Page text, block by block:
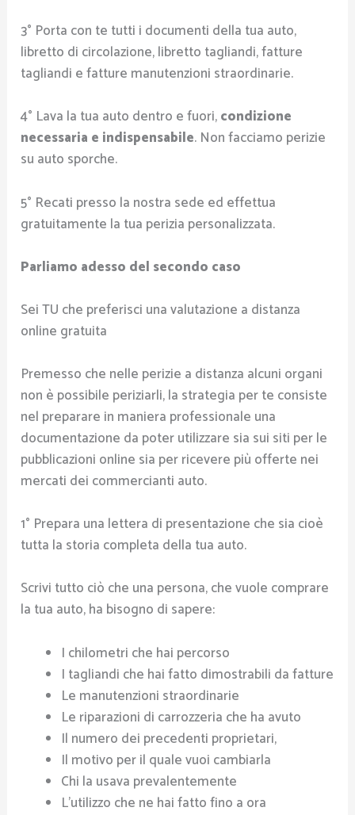
3° Porta con te tutti i documenti della tua auto,
libretto di circolazione, libretto tagliandi, fatture
tagliandi e fatture manutenzioni straordinarie.
4° Lava la tua auto dentro e fuori,condizione
necessaria e indispensabile. Non facciamo perizie
su auto sporche.
5° Recati presso la nostra sede ed effettua
gratuitamente la tua perizia personalizzata.
Parliamo adesso del secondo caso
Sei TU che preferisci una valutazione a distanza
online gratuita
Premesso che nelle perizie a distanza alcuni organi
non è possibile periziarli, la strategia per te consiste
nel preparare in maniera professionale una
documentazione da poter utilizzare sia sui siti per le
pubblicazioni online sia per ricevere più offerte nei
mercati dei commercianti auto.
1° Prepara una lettera di presentazione che sia cioè
tutta la storia completa della tua auto.
Scrivi tutto ciò che una persona, che vuole comprare
la tua auto, ha bisogno di sapere:
I chilometri che hai percorso
I tagliandi che hai fatto dimostrabili da fatture
Le manutenzioni straordinarie
Le riparazioni di carrozzeria che ha avuto
Il numero dei precedenti proprietari,
Il motivo per il quale vuoi cambiarla
Chi la usava prevalentemente
L’utilizzo che ne hai fatto fino a ora